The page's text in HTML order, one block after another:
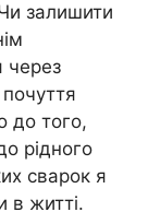
залишити
через
до того,
рідного
сварок я
в житті.